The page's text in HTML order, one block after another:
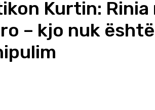
Kurtin:
– kjo nuk